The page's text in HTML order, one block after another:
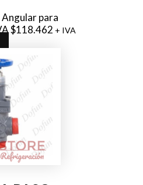
para
$118.462 + IVA